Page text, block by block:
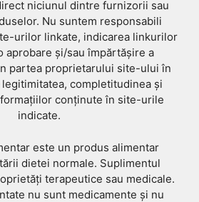
niciunul dintre furnizorii sau
Nu suntem responsabili
urilor linkate, indicarea linkurilor
aprobare și/sau împărtășire a
partea proprietarului site-ului în
completitudinea și
conținute în site-urile
indicate.
este un produs alimentar
dietei normale. Suplimentul
terapeutice sau medicale.
nu sunt medicamente și nu